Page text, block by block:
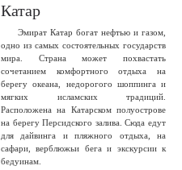
Катар
Эмират Катар богат нефтью и газом,
одно из самых состоятельных государств
мира. Страна может похвастать
сочетанием комфортного отдыха на
берегу океана, недорогого шоппинга и
мягких исламских традиций.
Расположена на Катарском полуострове
на берегу Персидского залива. Сюда едут
для дайвинга и пляжного отдыха, на
сафари, верблюжьи бега и экскурсии к
бедуинам.